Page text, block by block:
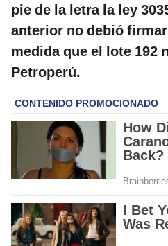
pie de la letra la ley
anterior no debió
medida que el lote 192
Petroperú.